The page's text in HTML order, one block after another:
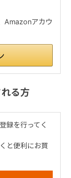
Amazonアカウ
る方
録を行ってく
と便利にお買